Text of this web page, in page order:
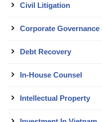
Civil Litigation
Corporate
Debt Recovery
In-House Counsel
Intellectual Property